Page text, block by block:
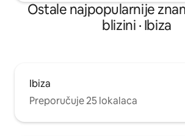
Ostale najpopularnije
blizini · Ibiza
Ibiza
Preporučuje 25 lokalaca